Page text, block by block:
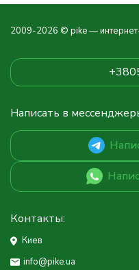
2009-2026 © pike —
Написать в
Контакты:
Киев
info@pike.ua